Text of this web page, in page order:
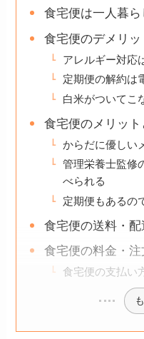
食宅便は一人暮
食宅便のデメリッ
アレルギー対応
定期便の解約は
白米がついてこ
食宅便のメリット
からだに優しい
管理栄養士監修
べられる
定期便もあるの
食宅便の送料・配
食宅便の料金・注
食宅便の支払い